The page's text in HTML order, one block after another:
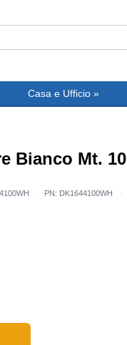
Casa e Ufficio »
Bianco Mt. 10
PN: DK1644100WH